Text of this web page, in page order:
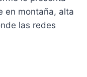
en montaña, alta
las redes